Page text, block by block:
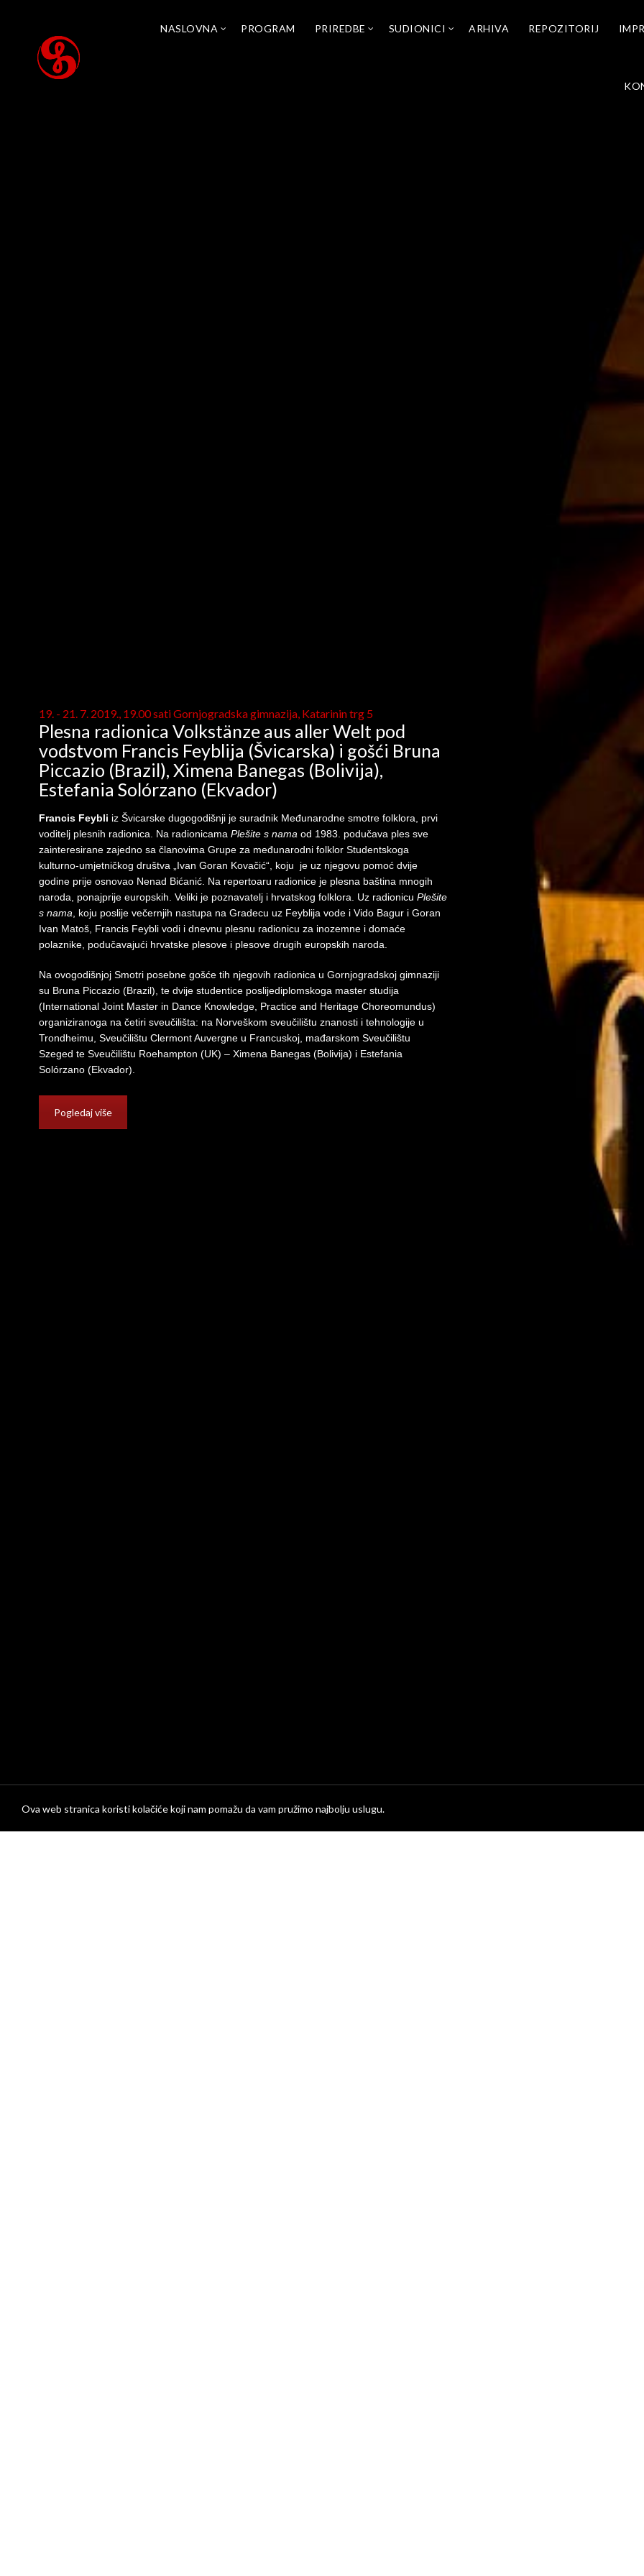
NASLOVNA PROGRAM PRIREDBE SUDIONICI ARHIVA REPOZITORIJ
19. - 21. 7. 2019., 19.00 sati Gornjogradska gimnazija, Katarinin trg 5
Plesna radionica Volkstänze aus aller Welt pod
vodstvom Francis Feyblija (Švicarska) i gošći Bruna
Piccazio (Brazil), Ximena Banegas (Bolivija),
Estefania Solórzano (Ekvador)
Francis Feybli iz Švicarske dugogodišnji je suradnik Međunarodne smotre folklora, prvi
voditelj plesnih radionica. Na radionicama Plešite s nama od 1983. podučava ples sve
zainteresirane zajedno sa članovima Grupe za međunarodni folklor Studentskoga
kulturno-umjetničkog društva „Ivan Goran Kovačić“, koju je uz njegovu pomoć dvije
godine prije osnovao Nenad Bićanić. Na repertoaru radionice je plesna baština mnogih
naroda, ponajprije europskih. Veliki je poznavatelj i hrvatskog folklora. Uz radionicu Plešite
s nama , koju poslije večernjih nastupa na Gradecu uz Feyblija vode i Vido Bagur i Goran
Ivan Matoš, Francis Feybli vodi i dnevnu plesnu radionicu za inozemne i domaće
polaznike, podučavajući hrvatske plesove i plesove drugih europskih naroda.
Na ovogodišnjoj Smotri posebne gošće tih njegovih radionica u Gornjogradskoj gimnaziji
su Bruna Piccazio (Brazil), te dvije studentice poslijediplomskoga master studija
(International Joint Master in Dance Knowledge, Practice and Heritage Choreomundus)
organiziranoga na četiri sveučilišta: na Norveškom sveučilištu znanosti i tehnologije u
Trondheimu, Sveučilištu Clermont Auvergne u Francuskoj, mađarskom Sveučilištu
Szeged te Sveučilištu Roehampton (UK) – Ximena Banegas (Bolivija) i Estefania
Solórzano (Ekvador).
Pogledaj više
Ova web stranica koristi kolačiće koji nam pomažu da vam pružimo najbolju uslugu.